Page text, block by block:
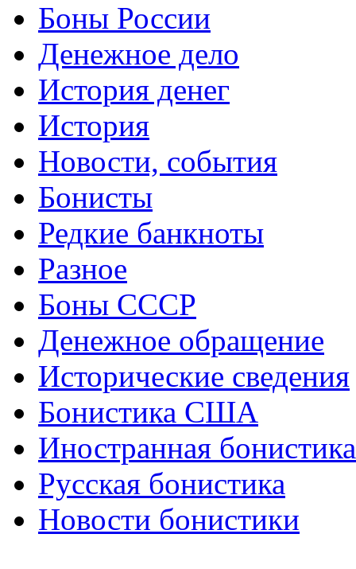
Боны России
Денежное дело
История денег
История
Новости, события
Бонисты
Редкие банкноты
Разное
Боны СССР
Денежное обращение
Исторические сведения
Бонистика США
Иностранная бонистика
Русская бонистика
Новости бонистики